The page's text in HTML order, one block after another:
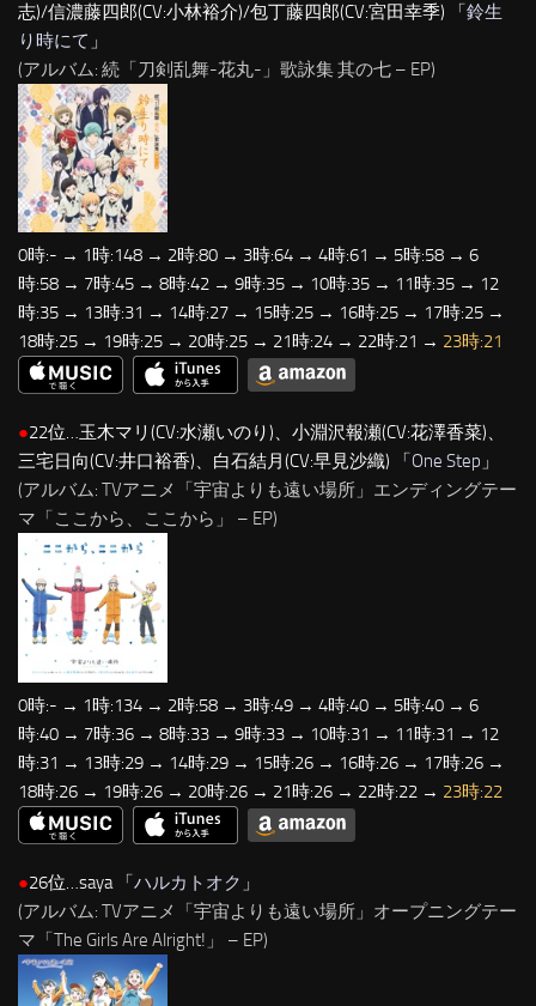
志)/信濃藤四郎(CV:小林裕介)/包丁藤四郎(CV:宮田幸季) 「鈴生
り時にて 」
(アルバム: 続「刀剣乱舞-花丸-」歌詠集 其の七 – EP)
0時:- → 1時:148 → 2時:80 → 3時:64 → 4時:61 → 5時:58 → 6
時:58 → 7時:45 → 8時:42 → 9時:35 → 10時:35 → 11時:35 → 12
時:35 → 13時:31 → 14時:27 → 15時:25 → 16時:25 → 17時:25 →
18時:25 → 19時:25 → 20時:25 → 21時:24 → 22時:21 → 23時:21
●22位…玉木マリ(CV:水瀬いのり)、小淵沢報瀬(CV:花澤香菜)、
三宅日向(CV:井口裕香)、白石結月(CV:早見沙織) 「One Step 」
(アルバム: TVアニメ「宇宙よりも遠い場所」エンディングテー
マ「ここから、ここから」 – EP)
0時:- → 1時:134 → 2時:58 → 3時:49 → 4時:40 → 5時:40 → 6
時:40 → 7時:36 → 8時:33 → 9時:33 → 10時:31 → 11時:31 → 12
時:31 → 13時:29 → 14時:29 → 15時:26 → 16時:26 → 17時:26 →
18時:26 → 19時:26 → 20時:26 → 21時:26 → 22時:22 → 23時:22
●26位…saya 「ハルカトオク 」
(アルバム: TVアニメ「宇宙よりも遠い場所」オープニングテー
マ「The Girls Are Alright!」 – EP)